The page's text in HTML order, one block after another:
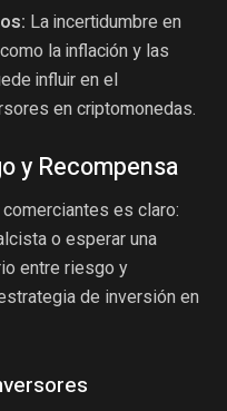
La incertidumbre en
la inflación y las
influir en el
en criptomonedas.
y Recompensa
es claro:
o esperar una
entre riesgo y
de inversión en